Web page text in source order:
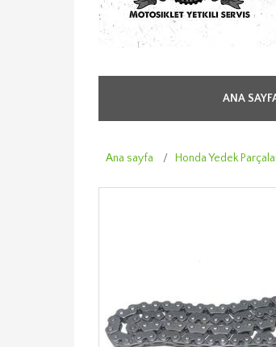
ANA
Ana sayfa / Honda Yedek